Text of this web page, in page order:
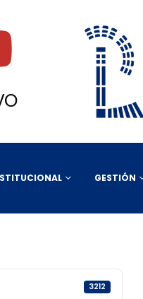
GESTIÓN
3212